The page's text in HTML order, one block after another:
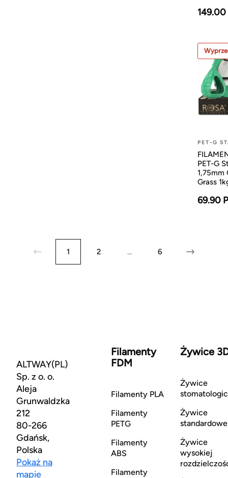
149.00
PET-G
PET-G
1,75mm
Grass
69.90
1 2 ... 6
ALTWAY(PL)
Sp. z o. o.
Aleja
Grunwaldzka
212
80-266
Gdańsk,
Polska
Pokaż na
mapie
Filamenty
FDM
Filamenty PLA
Filamenty
PETG
Filamenty
ABS
Filamenty
Żywice
Żywice
Żywice
standardowe
Żywice
wysokiej